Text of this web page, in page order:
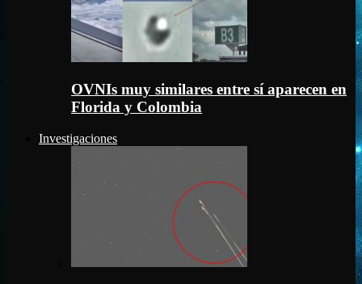
OVNIs muy similares entre sí aparecen en
Florida y Colombia
Investigaciones